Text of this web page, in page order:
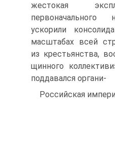
жестокая
первоначального
ускорили
масштабах всей
из крестьянства,
щинного
поддавался органи-
Российская